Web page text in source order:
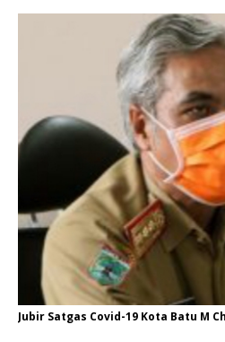
Jubir Satgas Covid-19 Kota Batu M